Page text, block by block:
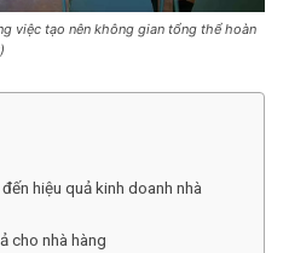
việc tạo nên không gian tổng thể hoàn
hiệu quả kinh doanh nhà
cho nhà hàng